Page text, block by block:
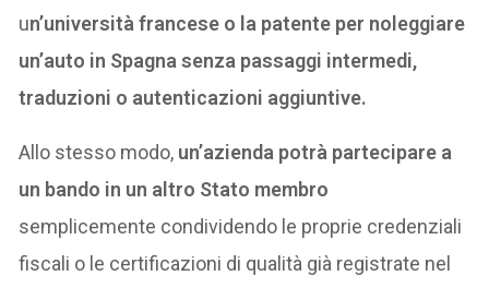
un’università francese o la patente per noleggiare
un’auto in Spagna senza passaggi intermedi,
traduzioni o autenticazioni aggiuntive.
Allo stesso modo, un’azienda potrà partecipare a
un bando in un altro Stato membro
semplicemente condividendo le proprie credenziali
fiscali o le certificazioni di qualità già registrate nel